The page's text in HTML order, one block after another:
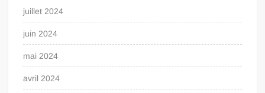
juillet 2024
juin 2024
mai 2024
avril 2024